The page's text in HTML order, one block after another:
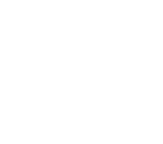
Eventos